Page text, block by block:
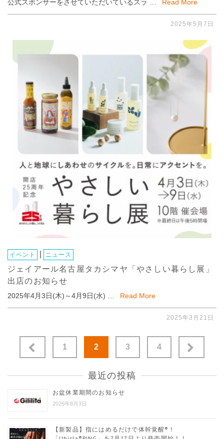
公式スポンサーをさせていただいているスラ … Read More
2025年5月7日
イベント ニュース
ジェイアール名古屋タカシマヤ「やさしい暮らし展」
出店のお知らせ
2025年4月3日(木)～4月9日(水) … Read More
2025年3月21日
ー
送
1 2 3 4
最近の投稿
お盆休業期間のお知らせ
2026年8月3日
【新製品】指にはめるだけで体幹覚醒®︎！